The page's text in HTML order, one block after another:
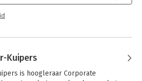
Kuipers
is hoogleraar Corporate